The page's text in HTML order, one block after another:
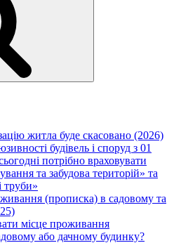
житла буде скасовано (2026)
будівель і споруд з 01
потрібно враховувати
та забудова територій» та
(прописка) в садовому та
місце проживання
або дачному будинку?